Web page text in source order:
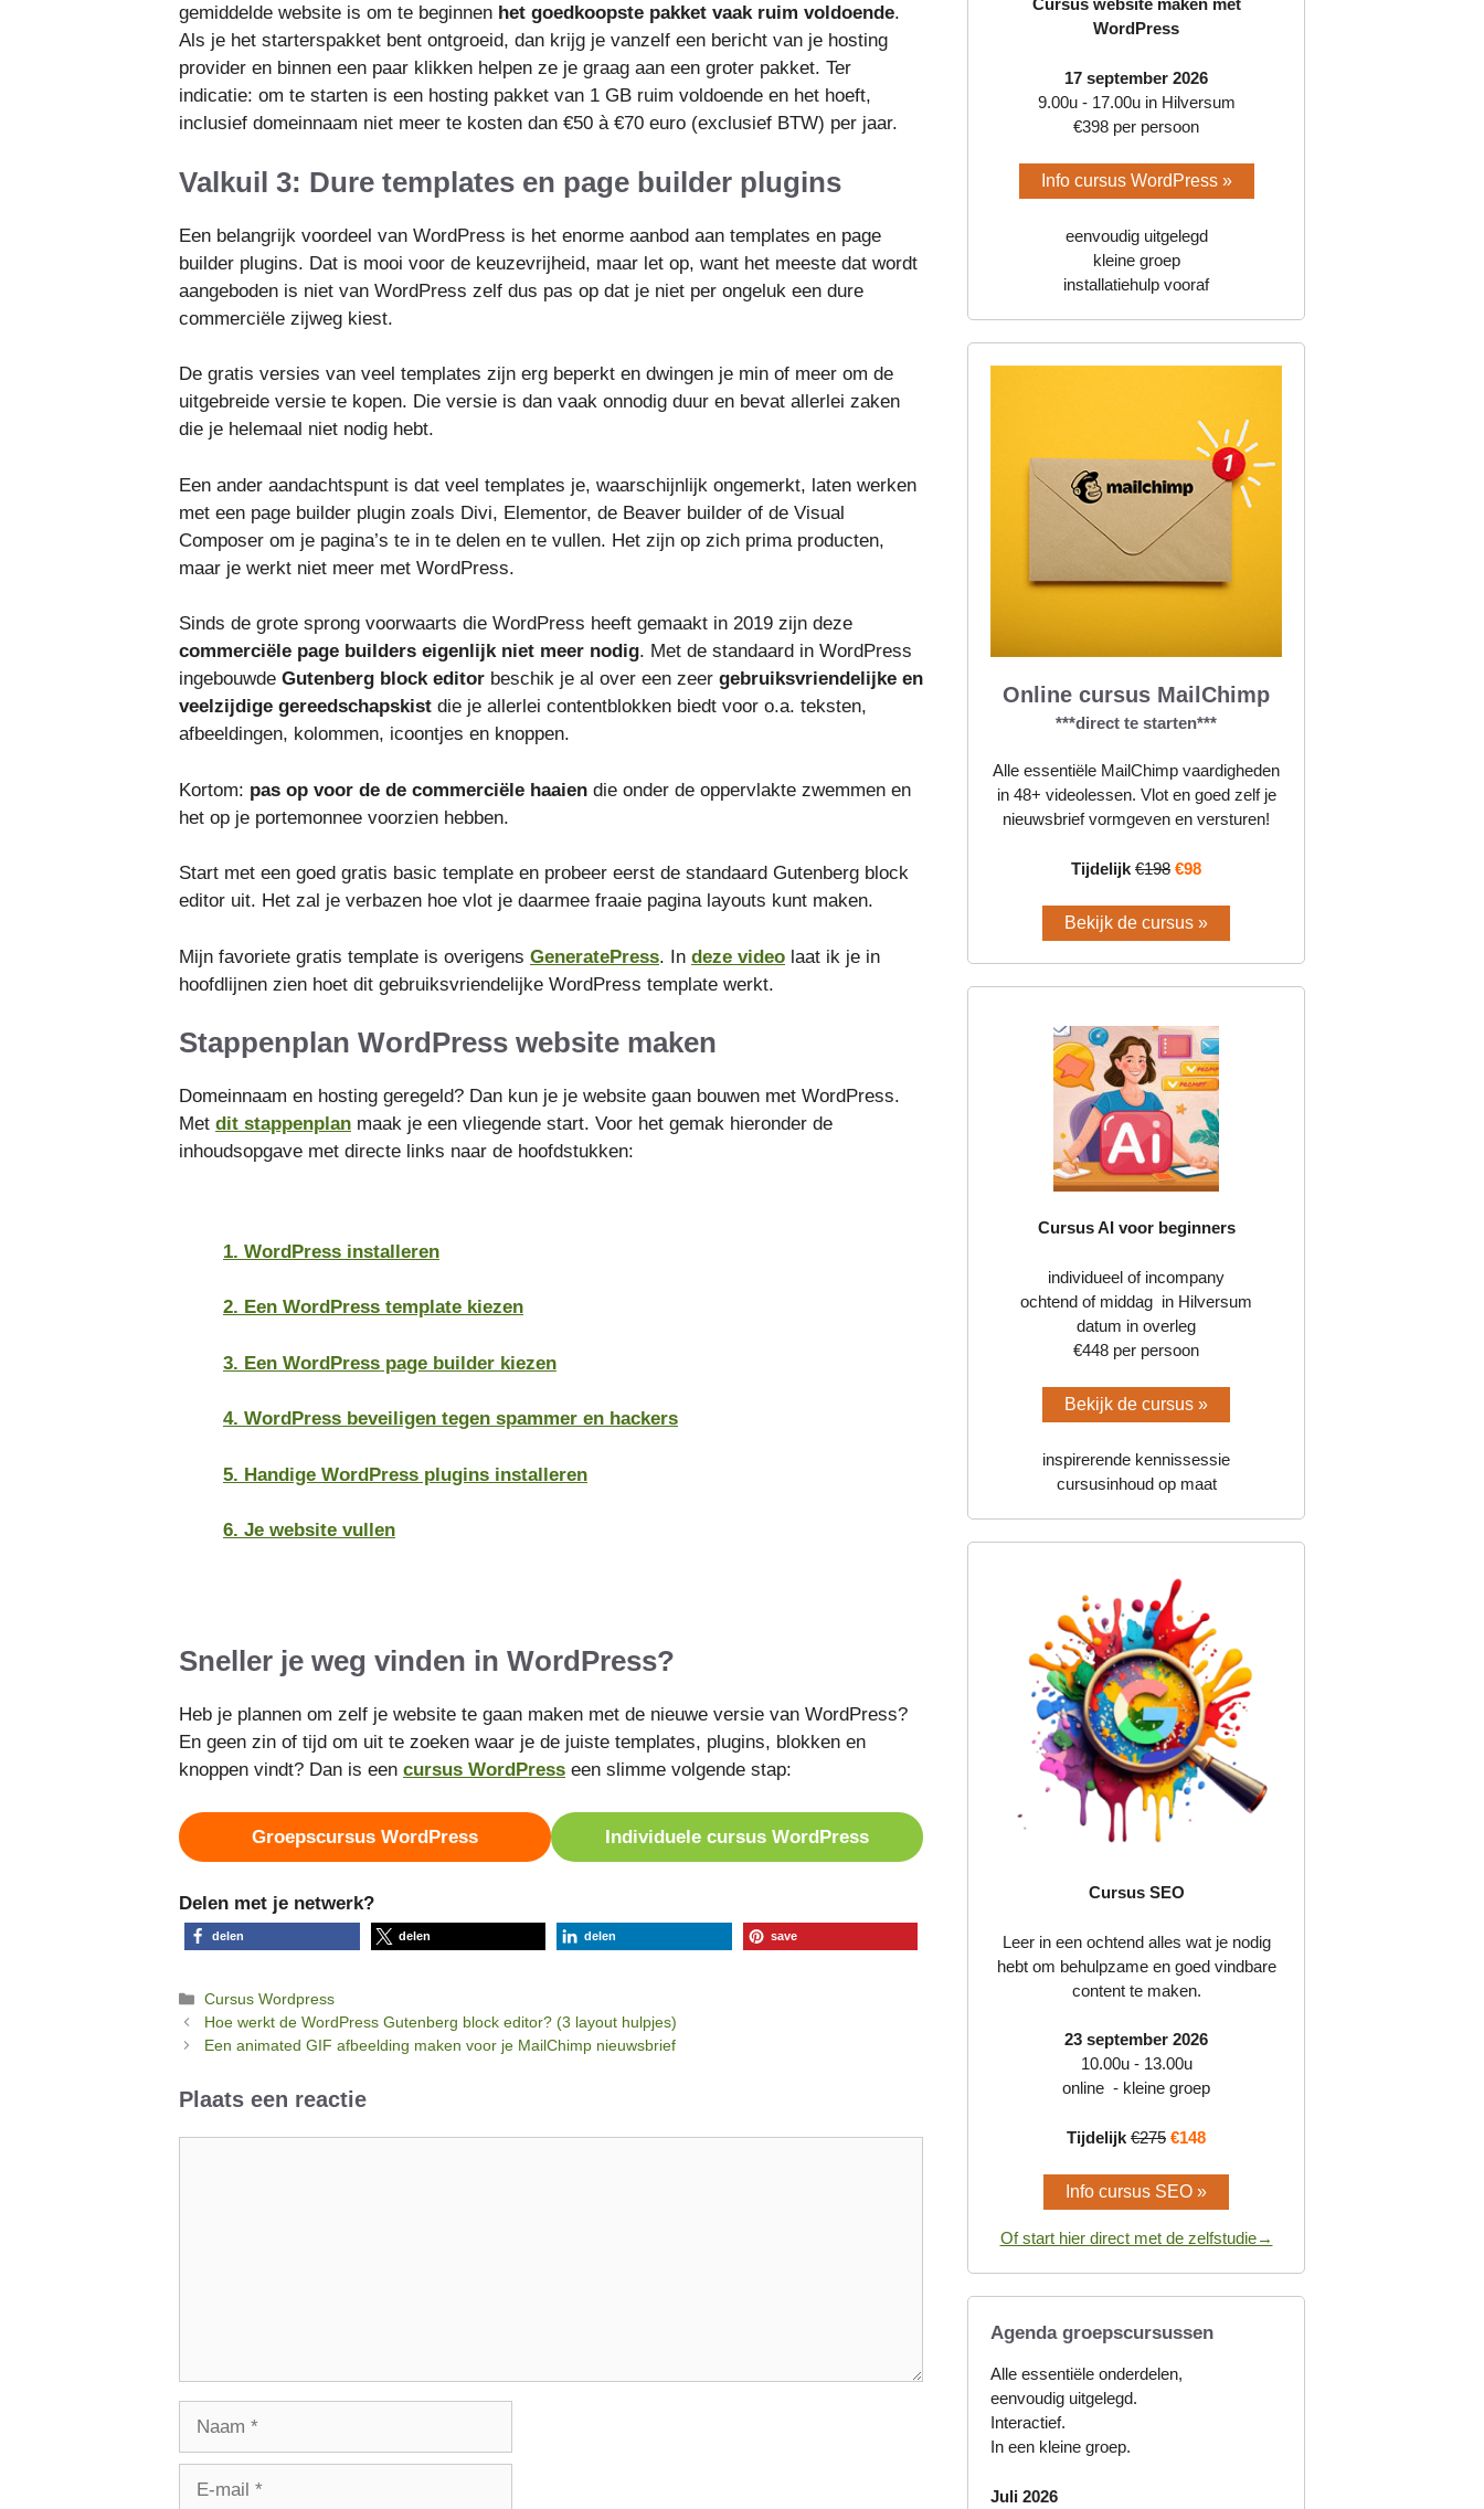
gemiddelde website is om te beginnen het goedkoopste pakket vaak ruim voldoende.
Als je het starterspakket bent ontgroeid, dan krijg je vanzelf een bericht van je hosting
provider en binnen een paar klikken helpen ze je graag aan een groter pakket. Ter
indicatie: om te starten is een hosting pakket van 1 GB ruim voldoende en het hoeft,
inclusief domeinnaam niet meer te kosten dan €50 à €70 euro (exclusief BTW) per jaar.
Valkuil 3: Dure templates en page builder plugins
Een belangrijk voordeel van WordPress is het enorme aanbod aan templates en page
builder plugins. Dat is mooi voor de keuzevrijheid, maar let op, want het meeste dat wordt
aangeboden is niet van WordPress zelf dus pas op dat je niet per ongeluk een dure
commerciële zijweg kiest.
De gratis versies van veel templates zijn erg beperkt en dwingen je min of meer om de
uitgebreide versie te kopen. Die versie is dan vaak onnodig duur en bevat allerlei zaken
die je helemaal niet nodig hebt.
Een ander aandachtspunt is dat veel templates je, waarschijnlijk ongemerkt, laten werken
met een page builder plugin zoals Divi, Elementor, de Beaver builder of de Visual
Composer om je pagina’s te in te delen en te vullen. Het zijn op zich prima producten,
maar je werkt niet meer met WordPress.
Sinds de grote sprong voorwaarts die WordPress heeft gemaakt in 2019 zijn deze
commerciële page builders eigenlijk niet meer nodig. Met de standaard in WordPress
ingebouwde Gutenberg block editor beschik je al over een zeer gebruiksvriendelijke en
veelzijdige gereedschapskist die je allerlei contentblokken biedt voor o.a. teksten,
afbeeldingen, kolommen, icoontjes en knoppen.
Kortom: pas op voor de de commerciële haaien die onder de oppervlakte zwemmen en
het op je portemonnee voorzien hebben.
Start met een goed gratis basic template en probeer eerst de standaard Gutenberg block
editor uit. Het zal je verbazen hoe vlot je daarmee fraaie pagina layouts kunt maken.
Mijn favoriete gratis template is overigens GeneratePress. In deze video laat ik je in
hoofdlijnen zien hoet dit gebruiksvriendelijke WordPress template werkt.
Stappenplan WordPress website maken
Domeinnaam en hosting geregeld? Dan kun je je website gaan bouwen met WordPress.
Met dit stappenplan maak je een vliegende start. Voor het gemak hieronder de
inhoudsopgave met directe links naar de hoofdstukken:
1. WordPress installeren
2. Een WordPress template kiezen
3. Een WordPress page builder kiezen
4. WordPress beveiligen tegen spammer en hackers
5. Handige WordPress plugins installeren
6. Je website vullen
Sneller je weg vinden in WordPress?
Heb je plannen om zelf je website te gaan maken met de nieuwe versie van WordPress?
En geen zin of tijd om uit te zoeken waar je de juiste templates, plugins, blokken en
knoppen vindt? Dan is een cursus WordPress een slimme volgende stap:
Groepscursus WordPress Individuele cursus WordPress
Delen met je netwerk?
delen delen delen save
Categorieën
Cursus Wordpress
Hoe werkt de WordPress Gutenberg block editor? (3 layout hulpjes)
Een animated GIF afbeelding maken voor je MailChimp nieuwsbrief
Plaats een reactie
Cursus website maken met
WordPress
17 september 2026
9.00u - 17.00u in Hilversum
€398 per persoon
Info cursus WordPress »
eenvoudig uitgelegd
kleine groep
installatiehulp vooraf
Online cursus MailChimp
***direct te starten***
Alle essentiële MailChimp vaardigheden
in 48+ videolessen. Vlot en goed zelf je
nieuwsbrief vormgeven en versturen!
Tijdelijk €198 €98
Bekijk de cursus »
Cursus AI voor beginners
individueel of incompany
ochtend of middag in Hilversum
datum in overleg
€448 per persoon
Bekijk de cursus »
inspirerende kennissessie
cursusinhoud op maat
Cursus SEO
Leer in een ochtend alles wat je nodig
hebt om behulpzame en goed vindbare
content te maken.
23 september 2026
10.00u - 13.00u
online - kleine groep
Tijdelijk €275 €148
Info cursus SEO »
Of start hier direct met de zelfstudie→
Agenda groepscursussen
Alle essentiële onderdelen,
eenvoudig uitgelegd.
Interactief.
In een kleine groep.
Juli 2026